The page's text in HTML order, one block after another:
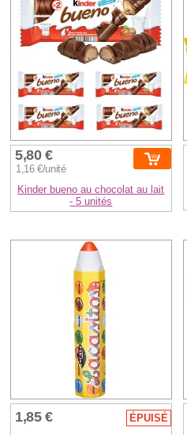
5,80 €
1,16 €/unité
Kinder bueno au chocolat au lait
- 5 unités
1,85 € ÉPUISÉ